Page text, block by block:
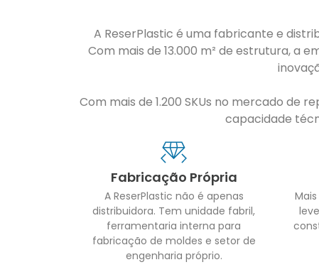
A ReserPlastic é uma fabricante e
Com mais de 13.000 m² de estrutura, a
Com mais de 1.200 SKUs no mercado de
capacidade
Fabricação Própria
A ReserPlastic não é apenas
distribuidora. Tem unidade fabril,
ferramentaria interna para
fabricação de moldes e setor de
engenharia próprio.